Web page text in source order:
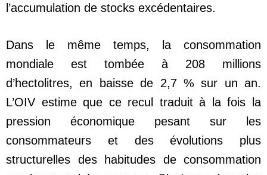
l’accumulation de stocks excédentaires.
Dans le même temps, la consommation
mondiale est tombée à 208 millions
d’hectolitres, en baisse de 2,7 % sur un an.
L’OIV estime que ce recul traduit à la fois la
pression économique pesant sur les
consommateurs et des évolutions plus
structurelles des habitudes de consommation